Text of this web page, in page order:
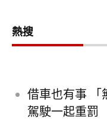
熱搜
借車也有事 「
駕駛一起重罰